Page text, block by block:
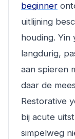
beginner
uitlijning
houding. Yin
langdurig,
aan spieren
daar de
Restorative
bij acute
simpelweg